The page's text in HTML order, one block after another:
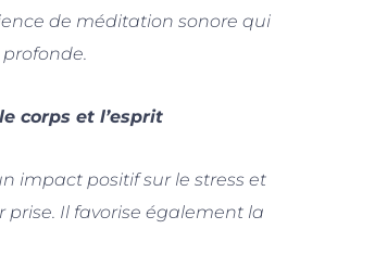
de méditation sonore qui
corps et l’esprit
impact positif sur le stress et
prise. Il favorise également la